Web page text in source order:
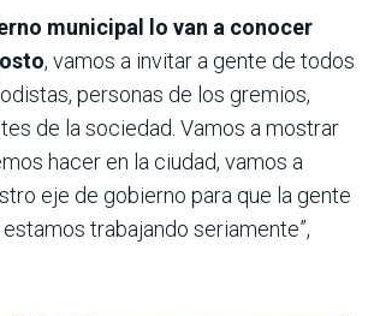
municipal lo van a conocer
, vamos a invitar a gente de todos
personas de los gremios,
de la sociedad. Vamos a mostrar
hacer en la ciudad, vamos a
eje de gobierno para que la gente
trabajando seriamente”,